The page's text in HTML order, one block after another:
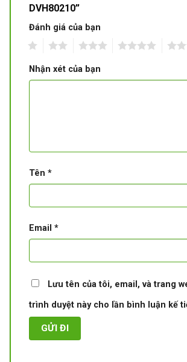
DVH80210”
Đánh giá của bạn
Nhận xét của bạn
Tên *
Email *
Lưu tên của tôi, email, và trang
trình duyệt này cho lần bình luận kế